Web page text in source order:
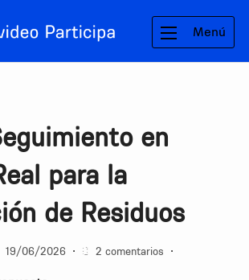
Menú
en
para la
de Residuos
19/06/2026 • 2 comentarios •